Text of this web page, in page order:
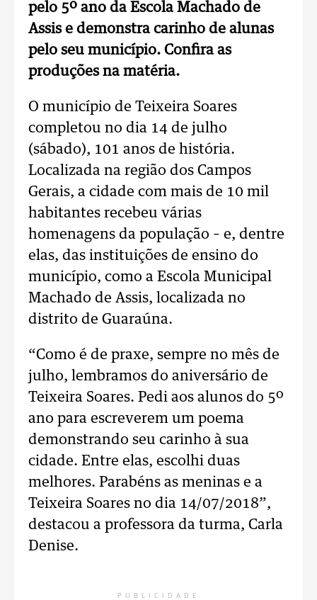
pelo 5º ano da Escola Machado de
Assis e demonstra carinho de alunas
pelo seu município. Confira as
produções na matéria.
O município de Teixeira Soares
completou no dia 14 de julho
(sábado), 101 anos de história.
Localizada na região dos Campos
Gerais, a cidade com mais de 10 mil
habitantes recebeu várias
homenagens da população – e, dentre
elas, das instituições de ensino do
município, como a Escola Municipal
Machado de Assis, localizada no
distrito de Guaraúna.
“Como é de praxe, sempre no mês de
julho, lembramos do aniversário de
Teixeira Soares. Pedi aos alunos do 5º
ano para escreverem um poema
demonstrando seu carinho à sua
cidade. Entre elas, escolhi duas
melhores. Parabéns as meninas e a
Teixeira Soares no dia 14/07/2018”,
destacou a professora da turma, Carla
Denise.
PUBLICIDADE